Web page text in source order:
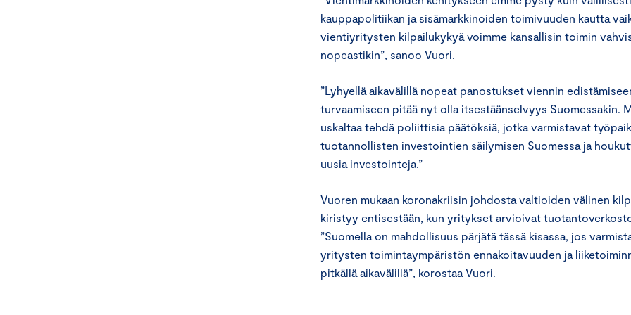
kauppapolitiikan ja sisämarkkinoiden toimivuuden kautta
vientiyritysten kilpailukykyä voimme kansallisin toimin
nopeastikin”, sanoo Vuori.
”Lyhyellä aikavälillä nopeat panostukset viennin
turvaamiseen pitää nyt olla itsestäänselvyys Suomessakin.
uskaltaa tehdä poliittisia päätöksiä, jotka varmistavat
tuotannollisten investointien säilymisen Suomessa ja
uusia investointeja.”
Vuoren mukaan koronakriisin johdosta valtioiden välinen
kiristyy entisestään, kun yritykset arvioivat
”Suomella on mahdollisuus pärjätä tässä kisassa, jos
yritysten toimintaympäristön ennakoitavuuden ja
pitkällä aikavälillä”, korostaa Vuori.